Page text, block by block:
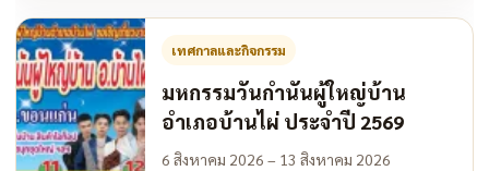
เทศกาลและกิจกรรม
มหกรรมวันกำนันผู้ใหญ่บ้าน
อำเภอบ้านไผ่ ประจำปี 2569
6 สิงหาคม 2026 – 13 สิงหาคม 2026